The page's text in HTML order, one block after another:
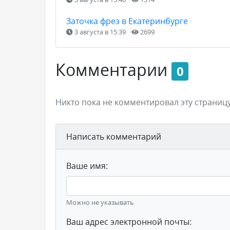
Заточка фрез в Екатеринбурге
3 августа в 15:39 2699
Комментарии 0
Никто пока не комментировал эту
Написать комментарий
Ваше имя:
Можно не указывать
Ваш адрес электронной почты: